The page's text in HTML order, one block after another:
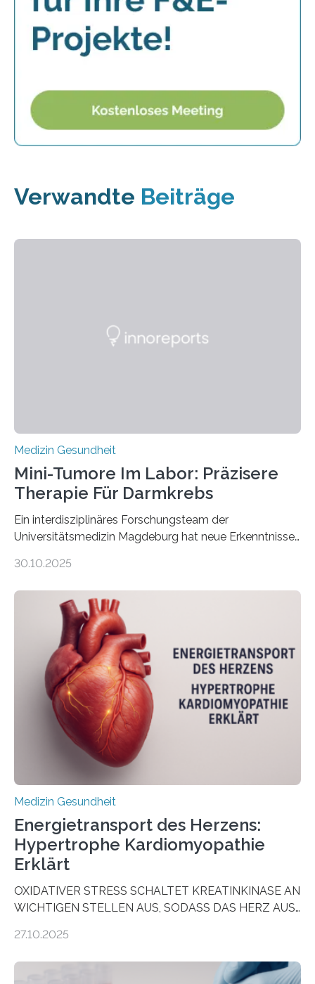
Verwandte Beiträge
Medizin Gesundheit
Mini-Tumore Im Labor: Präzisere
Therapie Für Darmkrebs
Ein interdisziplinäres Forschungsteam der
Universitätsmedizin Magdeburg hat neue Erkenntnisse
behandelt werden kann. In ihrer aktuellen Studie,
Oncology, zeigen die Forschenden, dass Mini-Tumore
aus Gewebe von Patientinnen und Patienten –
sogenannte Organoide – genutzt werden können, um
vorab zu prüfen, welche Medikamente am besten
wirken. Dabei wurde ein Eiweiß identifiziert, das künftig
als Biomarker für die Wahl der passenden Therapie
dienen könnte. Darmkrebs zählt weltweit zu den
häufigsten Krebsarten und stellt…
30.10.2025
Medizin Gesundheit
Energietransport des Herzens:
Hypertrophe Kardiomyopathie
Erklärt
OXIDATIVER STRESS SCHALTET KREATINKINASE AN
WICHTIGEN STELLEN AUS, SODASS DAS HERZ AUS
aus dem Deutschen Zentrum für Herzinsuffizienz
im Journal Circulation, warum der Energietransport bei
27.10.2025